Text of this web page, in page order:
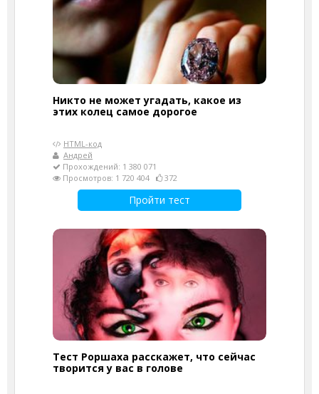
Никто не может угадать, какое из
этих колец самое дорогое
HTML-код
Андрей
Прохождений: 1 380 071
Просмотров: 1 720 404
372
Пройти тест
Тест Роршаха расскажет, что сейчас
творится у вас в голове